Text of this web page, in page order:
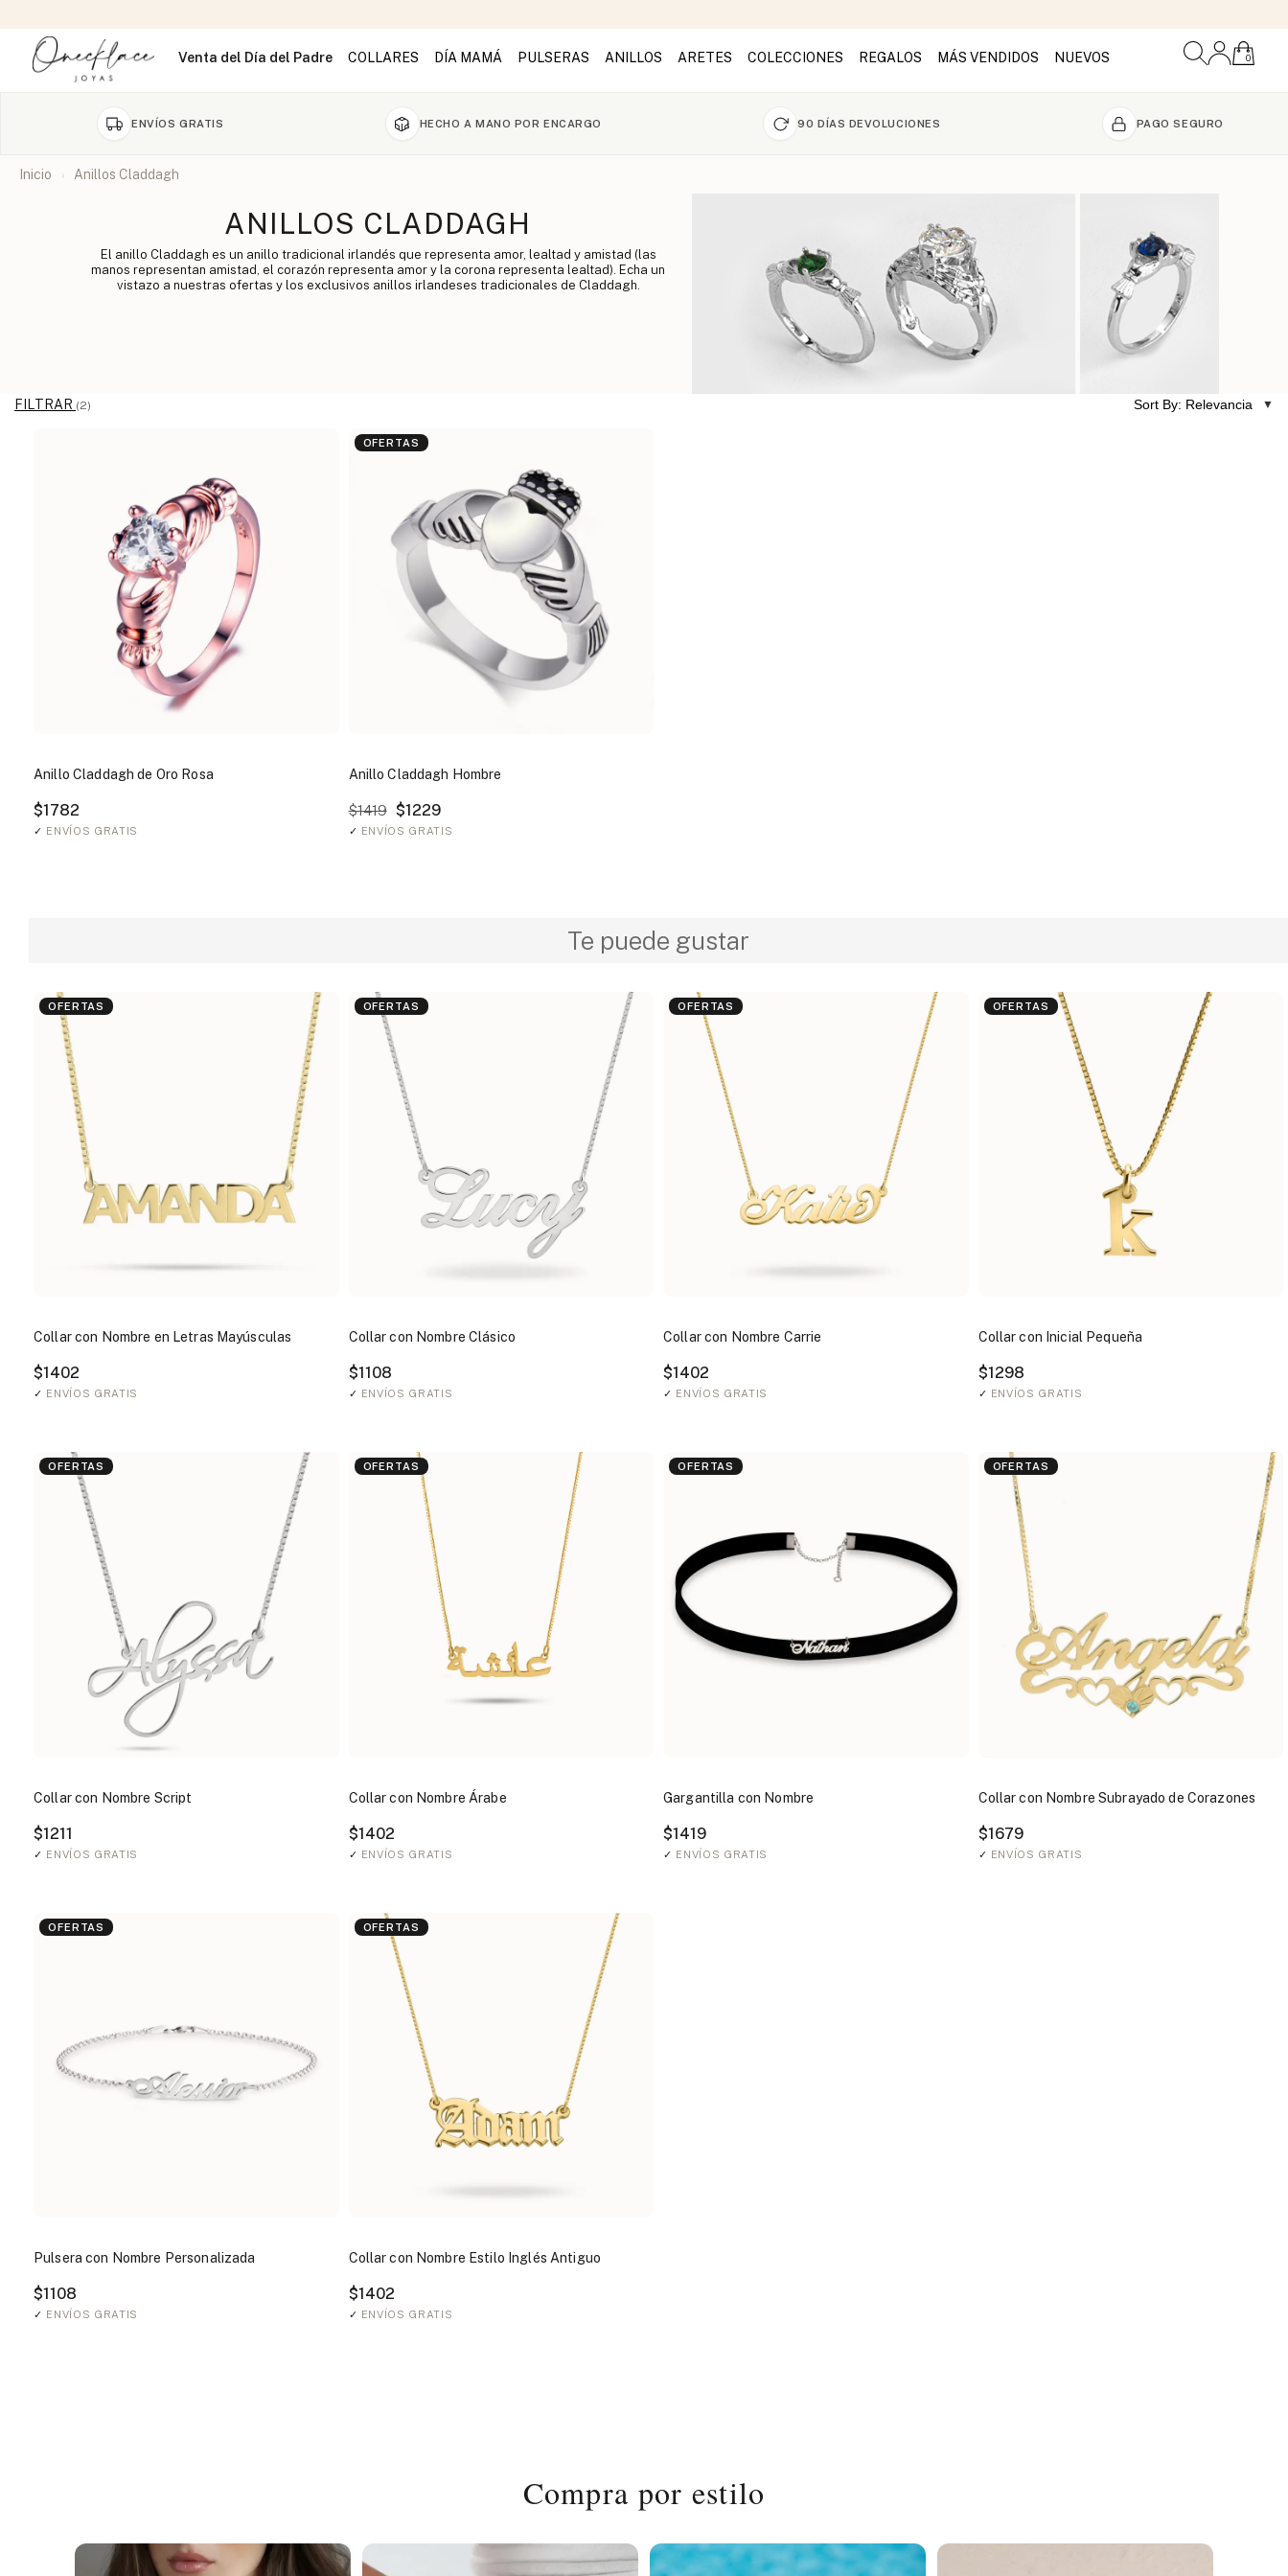
Venta del Día del Padre COLLARES DÍA MAMÁ PULSERAS ANILLOS ARETES COLECCIONES REGALOS MÁS VENDIDOS NUEVOS 0
ENVÍOS GRATIS HECHO A MANO POR ENCARGO 90 DÍAS DEVOLUCIONES PAGO SEGURO
Inicio Anillos Claddagh
ANILLOS CLADDAGH
El anillo Claddagh es un anillo tradicional irlandés que representa amor, lealtad y amistad (las
manos representan amistad, el corazón representa amor y la corona representa lealtad). Echa un
vistazo a nuestras ofertas y los exclusivos anillos irlandeses tradicionales de Claddagh.
FILTRAR (2) Sort By: Relevancia
Anillo Claddagh de Oro Rosa
$1782
✓ ENVÍOS GRATIS
OFERTAS
Anillo Claddagh Hombre
$1419 $1229
✓ ENVÍOS GRATIS
Te puede gustar
OFERTAS
Collar con Nombre en Letras Mayúsculas
$1402
✓ ENVÍOS GRATIS
OFERTAS
Collar con Nombre Clásico
$1108
✓ ENVÍOS GRATIS
OFERTAS
Collar con Nombre Carrie
$1402
✓ ENVÍOS GRATIS
OFERTAS
Collar con Inicial Pequeña
$1298
✓ ENVÍOS GRATIS
OFERTAS
Collar con Nombre Script
$1211
✓ ENVÍOS GRATIS
OFERTAS
Collar con Nombre Árabe
$1402
✓ ENVÍOS GRATIS
OFERTAS
Gargantilla con Nombre
$1419
✓ ENVÍOS GRATIS
OFERTAS
Collar con Nombre Subrayado de Corazones
$1679
✓ ENVÍOS GRATIS
OFERTAS
Pulsera con Nombre Personalizada
$1108
✓ ENVÍOS GRATIS
OFERTAS
Collar con Nombre Estilo Inglés Antiguo
$1402
✓ ENVÍOS GRATIS
Compra por estilo